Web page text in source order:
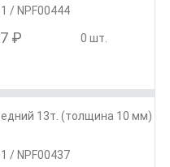
/ NPF00444
₽ 0 шт.
13т. (толщина 10 мм)
/ NPF00437